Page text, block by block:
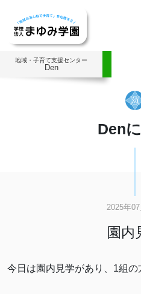
地域・子育て支援センター
Den
Den
2025年07
園内
今日は園内見学があり、1組の